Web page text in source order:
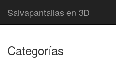
Salvapantallas en 3D
Categorías